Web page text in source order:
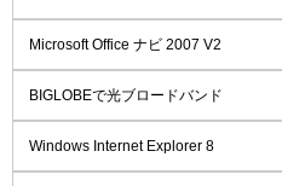
Microsoft Office ナビ 2007 V2
BIGLOBEで光ブロードバンド
Windows Internet Explorer 8